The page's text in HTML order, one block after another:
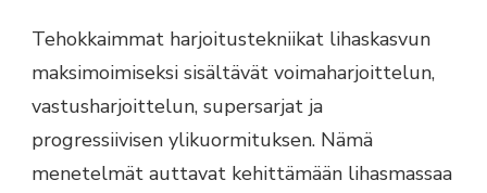
Tehokkaimmat harjoitustekniikat lihaskasvun
maksimoimiseksi sisältävät voimaharjoittelun,
vastusharjoittelun, supersarjat ja
progressiivisen ylikuormituksen. Nämä
menetelmät auttavat kehittämään lihasmassaa